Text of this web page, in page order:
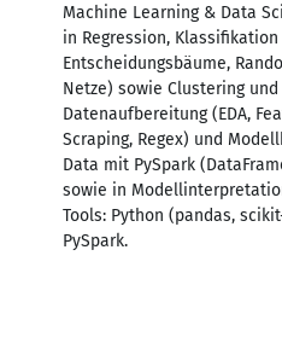
Machine Learning & Data
in Regression, Klassifikation
Entscheidungsbäume,
Netze) sowie Clustering und
Datenaufbereitung (EDA,
Scraping, Regex) und
Data mit PySpark
sowie in
Tools: Python (pandas,
PySpark.